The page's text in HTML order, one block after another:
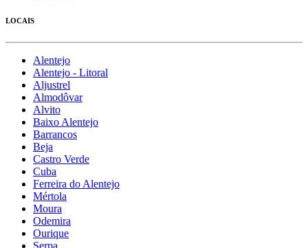
LOCAIS
Alentejo
Alentejo - Litoral
Aljustrel
Almodôvar
Alvito
Baixo Alentejo
Barrancos
Beja
Castro Verde
Cuba
Ferreira do Alentejo
Mértola
Moura
Odemira
Ourique